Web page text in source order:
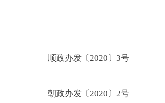
顺政办发〔2020〕3号
朝政办发〔2020〕2号